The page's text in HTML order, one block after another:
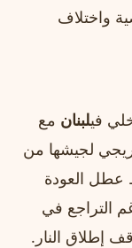
واختلاف
فيلبنان مع
لجيشها من
العودة
التراجع في
إطلاق النار.